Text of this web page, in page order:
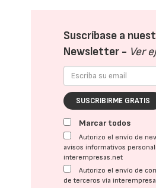
Suscríbase a
Newsletter - Ver
SUSCRIBIRME GRATIS
Marcar todos
Autorizo el envío de
avisos informativos
interempresas.net
Autorizo el envío de
de terceros vía